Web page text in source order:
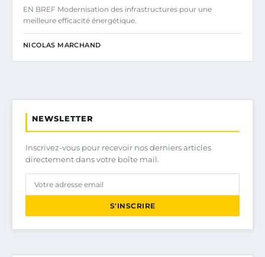
EN BREF Modernisation des infrastructures pour une
meilleure efficacité énergétique.
NICOLAS MARCHAND
NEWSLETTER
Inscrivez-vous pour recevoir nos derniers articles
directement dans votre boîte mail.
S'INSCRIRE